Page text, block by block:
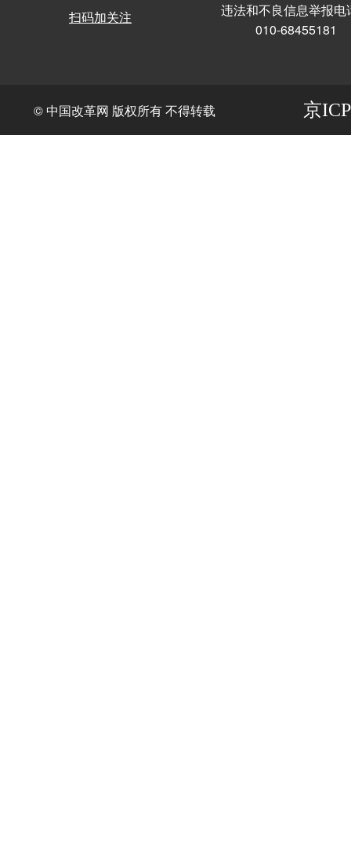
扫码加关注
违法和不良信息举报电
010-68455181
© 中国改革网 版权所有 不得转载 京